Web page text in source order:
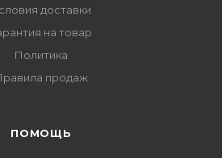
доставки
на товар
Политика
продаж
ПОМОЩЬ